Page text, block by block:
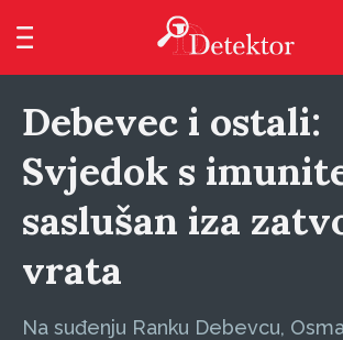
Debevec i ostali:
Svjedok s
saslušan iza
vrata
Na suđenju Ranku Debevcu,